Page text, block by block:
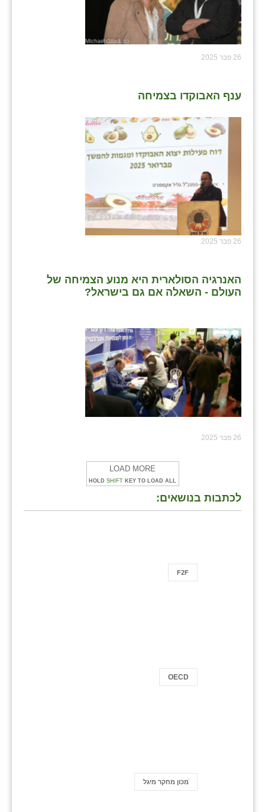
26 פבר 2025
ענף האבוקדו בצמיחה
26 פבר 2025
האנרגיה הסולארית היא מנוע הצמיחה של
העולם - השאלה אם גם בישראל?
26 פבר 2025
LOAD MORE
HOLD SHIFT KEY TO LOAD ALL
לכתבות בנושאים:
F2F
OECD
ֿמכון מחקר מיגל